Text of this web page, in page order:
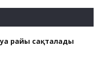
райы сақталады